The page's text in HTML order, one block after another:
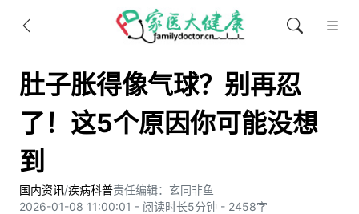
肚子胀得像气球？别再忍
了！这5个原因你可能没想
到
国内资讯/疾病科普责任编辑：玄同非鱼​
2026-01-08 11:00:01 - 阅读时长5分钟 - 2458字